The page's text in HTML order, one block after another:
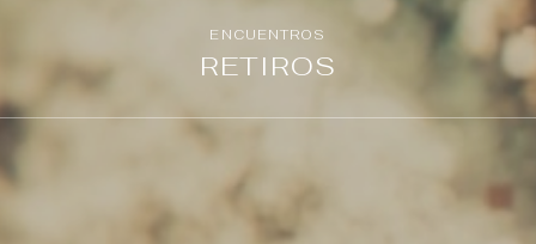
ENCUENTROS
RETIROS